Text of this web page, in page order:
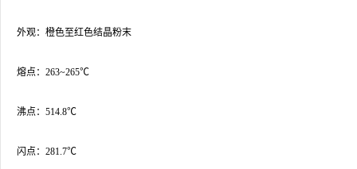
外观：橙色至红色结晶粉末
熔点：263~265℃
沸点：514.8℃
闪点：281.7℃